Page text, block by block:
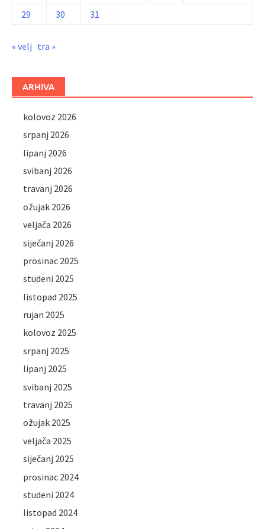
29
30 31
« velj tra »
ARHIVA
kolovoz 2026
srpanj 2026
lipanj 2026
svibanj 2026
travanj 2026
ožujak 2026
veljača 2026
siječanj 2026
prosinac 2025
studeni 2025
listopad 2025
rujan 2025
kolovoz 2025
srpanj 2025
lipanj 2025
svibanj 2025
travanj 2025
ožujak 2025
veljača 2025
siječanj 2025
prosinac 2024
studeni 2024
listopad 2024